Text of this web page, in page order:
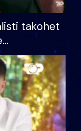
takohet
letër